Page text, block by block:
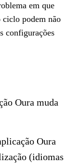
em que
ciclo podem não
configurações
Oura muda
Oura
(idiomas